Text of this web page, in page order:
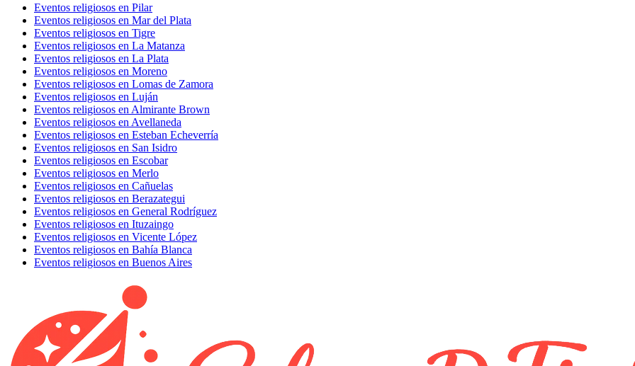
Eventos religiosos en Pilar
Eventos religiosos en Mar del Plata
Eventos religiosos en Tigre
Eventos religiosos en La Matanza
Eventos religiosos en La Plata
Eventos religiosos en Moreno
Eventos religiosos en Lomas de Zamora
Eventos religiosos en Luján
Eventos religiosos en Almirante Brown
Eventos religiosos en Avellaneda
Eventos religiosos en Esteban Echeverría
Eventos religiosos en San Isidro
Eventos religiosos en Escobar
Eventos religiosos en Merlo
Eventos religiosos en Cañuelas
Eventos religiosos en Berazategui
Eventos religiosos en General Rodríguez
Eventos religiosos en Ituzaingo
Eventos religiosos en Vicente López
Eventos religiosos en Bahía Blanca
Eventos religiosos en Buenos Aires